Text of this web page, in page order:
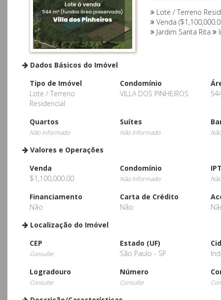
Lote / Terreno
Venda
Jardim Santa Rita
Dados Básicos do Imóvel
Tipo de Imóvel
Lote / Terreno
Residencial
Condomínio
VILLA DOS PINHEIROS
Quartos
Não Informado
Suítes
Não Informado
Valores e Operações
Venda
$1,100,000.00
Condomínio
Não Informado
Financiamento
Não
Carta de Crédito
Não
Localização do Imóvel
CEP
Consulte
Estado (UF)
São Paulo - SP
Logradouro
Consulte
Número
Consulte